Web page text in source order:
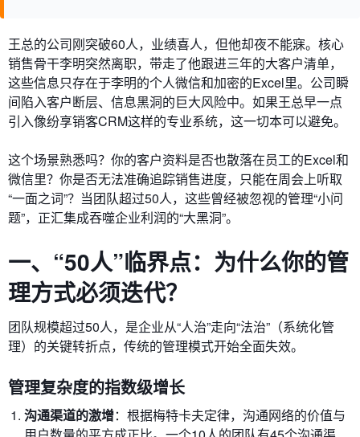
王总的公司刚突破60人，业绩喜人，但他却夜不能寐。核心
销售骨干李明突然离职，带走了他跟进三年的大客户清单，
这些信息只存在于李明的个人微信和加密的Excel里。公司瞬
间陷入客户断层、信息黑洞的巨大风险中。如果王总早一点
引入像纷享销客CRM这样的专业系统，这一切本可以避免。
这个场景熟悉吗？你的客户资料是否也散落在员工的Excel和
微信里？你是否无法准确追踪销售进度，只能在周会上听取
“一面之词”？当团队超过50人，这些曾经被忽视的管理“小问
题”，正汇集成吞噬企业利润的“大黑洞”。
一、“50人”临界点：为什么你的管
理方式必须迭代？
团队规模超过50人，是企业从“人治”走向“法治”（系统化管
理）的关键转折点，传统的管理模式开始全面失效。
管理复杂度的指数级增长
沟通渠道的激增：根据梅特卡夫定律，沟通网络的价值与